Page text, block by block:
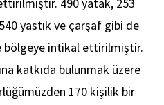
yastık ve çarşaf gibi de
bölgeye intikal ettirilmiştir.
katkıda bulunmak üzere
170 kişilik bir